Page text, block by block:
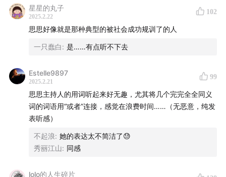
✍️
星星的丸子
2025.2.22
102
思思好像就是那种典型的被社会成功规训了的人
一只蠢白: 是……有点听不下去
Estelle9897
2025.2.21
99
思思主持人的用词听起来好无趣，尤其将几个完完全全同义
词的词语用“或者”连接，感觉在浪费时间……（无恶意，纯发
表听感）
不起浪: 她的表达太不简洁了😓
秀丽江山: 同感
lolo的人生碎片